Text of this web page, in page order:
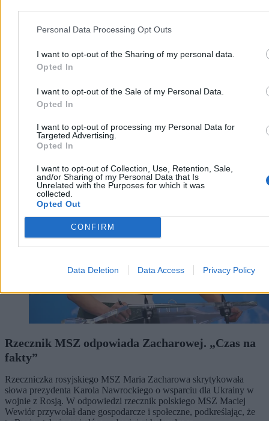
Personal Data Processing Opt Outs
I want to opt-out of the Sharing of my personal data.
Opted In
I want to opt-out of the Sale of my Personal Data.
Opted In
I want to opt-out of processing my Personal Data for
Targeted Advertising.
Opted In
I want to opt-out of Collection, Use, Retention, Sale,
and/or Sharing of my Personal Data that Is
Unrelated with the Purposes for which it was
collected.
Opted Out
CONFIRM
Data Deletion Data Access Privacy Policy
Kraj
Rzecznik MSZ odpowiada Zacharowej. „Czas na
fakty”
Rzeczniczka rosyjskiego MSZ Maria Zacharowa skrytykowała
słowa prezydenta Karola Nawrockiego o wsparciu dla Ukrainy w
wojnie z Rosją. W odpowiedzi rzecznik polskiego MSZ Maciej
Wewiór przywołał dane gospodarcze i społeczne, podkreślając, że